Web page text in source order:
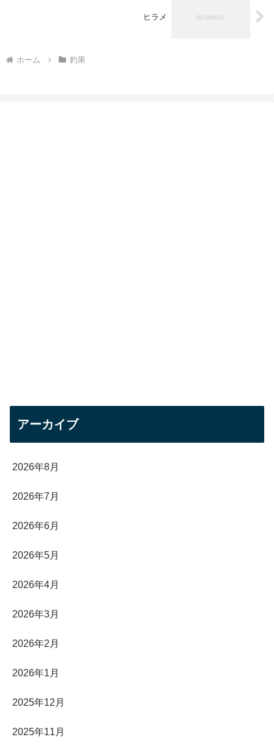
ヒラメ
ホーム 釣果
アーカイブ
2026年8月
2026年7月
2026年6月
2026年5月
2026年4月
2026年3月
2026年2月
2026年1月
2025年12月
2025年11月